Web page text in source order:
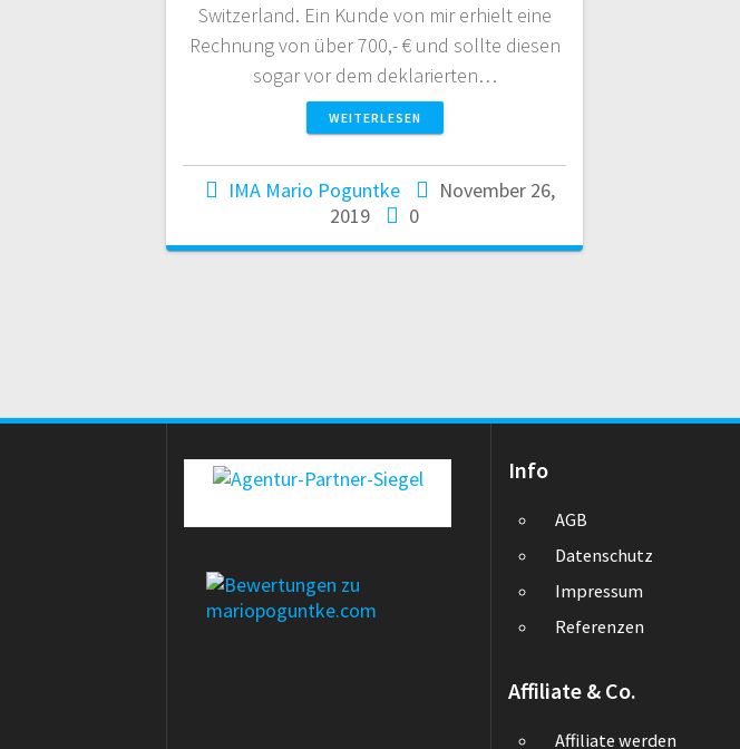
Switzerland. Ein Kunde von mir erhielt eine
Rechnung von über 700,- € und sollte diesen
sogar vor dem deklarierten…
WEITERLESEN
IMA Mario Poguntke
November 26,
2019
0
Info
AGB
Datenschutz
Impressum
Referenzen
Affiliate & Co.
Affiliate werden